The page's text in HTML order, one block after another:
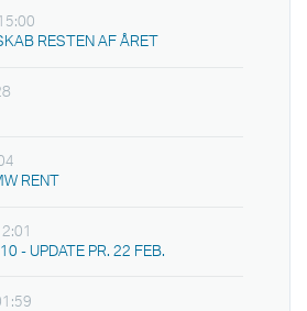
RESTEN AF ÅRET
RENT
- UPDATE PR. 22 FEB.